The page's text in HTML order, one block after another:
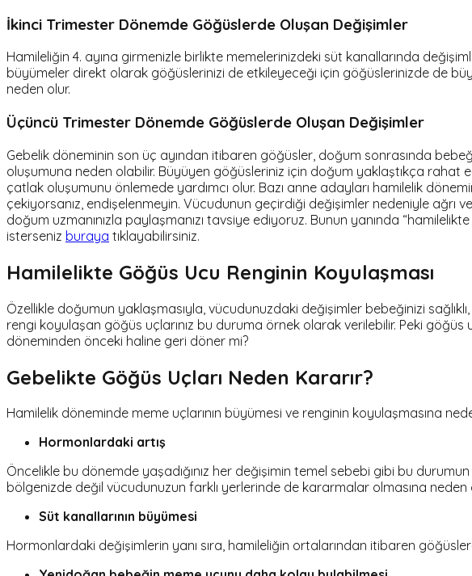
İkinci Trimester Dönemde Göğüslerde Oluşan Değişimler
Hamileliğin 4. ayına girmenizle birlikte memelerinizdeki süt kanallarında
büyümeler direkt olarak göğüslerinizi de etkileyeceği için göğüslerinizde de
neden olur.
Üçüncü Trimester Dönemde Göğüslerde Oluşan Değişimler
Gebelik döneminin son üç ayından itibaren göğüsler, doğum sonrasında
oluşumuna neden olabilir. Büyüyen göğüsleriniz için doğum yaklaştıkça
çatlak oluşumunu önlemede yardımcı olur. Bazı anne adayları hamilelik
çekiyorsanız, endişelenmeyin. Vücudunun geçirdiği değişimler nedeniyle ağrı
doğum uzmanınızla paylaşmanızı tavsiye ediyoruz. Bunun yanında
isterseniz buraya tıklayabilirsiniz.
Hamilelikte Göğüs Ucu Renginin Koyulaşması
Özellikle doğumun yaklaşmasıyla, vücudunuzdaki değişimler bebeğinizi
rengi koyulaşan göğüs uçlarınız bu duruma örnek olarak verilebilir. Peki
döneminden önceki haline geri döner mi?
Gebelikte Göğüs Uçları Neden Kararır?
Hamilelik döneminde meme uçlarının büyümesi ve renginin koyulaşmasına
Hormonlardaki artış
Öncelikle bu dönemde yaşadığınız her değişimin temel sebebi gibi bu
bölgenizde değil vücudunuzun farklı yerlerinde de kararmalar olmasına neden
Süt kanallarının büyümesi
Hormonlardaki değişimlerin yanı sıra, hamileliğin ortalarından itibaren